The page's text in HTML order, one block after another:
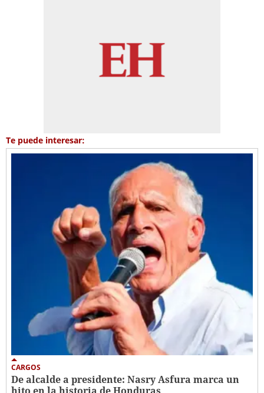
Te puede interesar:
CARGOS
De alcalde a presidente: Nasry Asfura marca un